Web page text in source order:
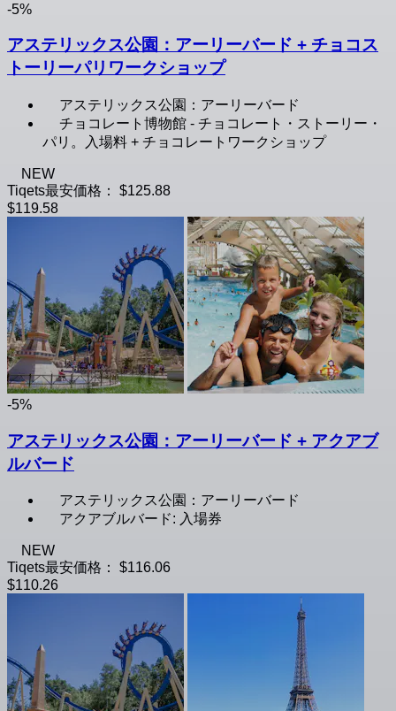
-5%
アステリックス公園：アーリーバード + チョコス
トーリーパリワークショップ
アステリックス公園：アーリーバード
チョコレート博物館 - チョコレート・ストーリー・
パリ。入場料 + チョコレートワークショップ
NEW
Tiqets最安価格：
$125.88
$119.58
-5%
アステリックス公園：アーリーバード + アクアブ
ルバード
アステリックス公園：アーリーバード
アクアブルバード: 入場券
NEW
Tiqets最安価格：
$116.06
$110.26